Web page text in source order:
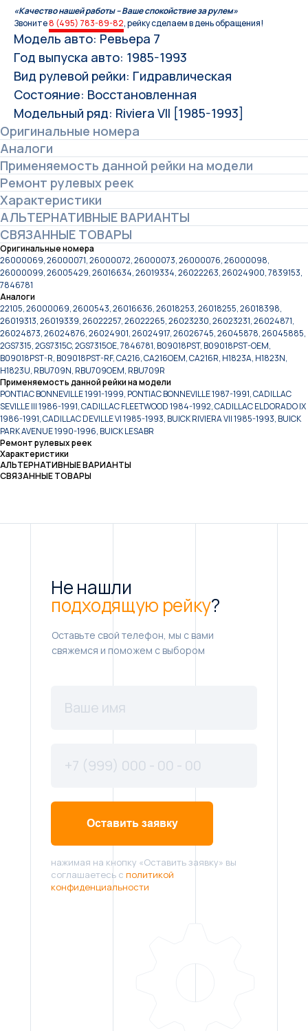
«Качество нашей работы – Ваше спокойствие за рулем»
Звоните8 (495) 783-89-82, рейку сделаем в день обращения!
Модель авто: Ревьера 7
Год выпуска авто: 1985-1993
Вид рулевой рейки: Гидравлическая
Состояние: Восстановленная
Модельный ряд: Riviera VII [1985-1993]
Оригинальные номера
Аналоги
Применяемость данной рейки на модели
Ремонт рулевых реек
Характеристики
АЛЬТЕРНАТИВНЫЕ ВАРИАНТЫ
СВЯЗАННЫЕ ТОВАРЫ
Оригинальные номера
26000069, 26000071, 26000072, 26000073, 26000076, 26000098,
26000099, 26005429, 26016634, 26019334, 26022263, 26024900, 7839153,
7846781
Аналоги
22105, 26000069, 2600543, 26016636, 26018253, 26018255, 26018398,
26019313, 26019339, 26022257, 26022265, 26023230, 26023231, 26024871,
26024873, 26024876, 26024901, 26024917, 26026745, 26045878, 26045885,
2GS7315, 2GS7315C, 2GS7315OE, 7846781, B09018PST, B09018PST-OEM,
B09018PST-R, B09018PST-RF, CA216, CA216OEM, CA216R, H1823A, H1823N,
H1823U, RBU709N, RBU709OEM, RBU709R
Применяемость данной рейки на модели
PONTIAC BONNEVILLE 1991-1999, PONTIAC BONNEVILLE 1987-1991, CADILLAC
SEVILLE III 1986-1991, CADILLAC FLEETWOOD 1984-1992, CADILLAC ELDORADO IX
1986-1991, CADILLAC DEVILLE VI 1985-1993, BUICK RIVIERA VII 1985-1993, BUICK
PARK AVENUE 1990-1996, BUICK LESABR
Ремонт рулевых реек
Характеристики
АЛЬТЕРНАТИВНЫЕ ВАРИАНТЫ
СВЯЗАННЫЕ ТОВАРЫ
Не нашли
подходящую рейку?
Оставьте свой телефон, мы с вами
свяжемся и поможем с выбором
Оставить заявку
нажимая на кнопку «Оставить заявку» вы
соглашаетесь с политикой
конфиденциальности